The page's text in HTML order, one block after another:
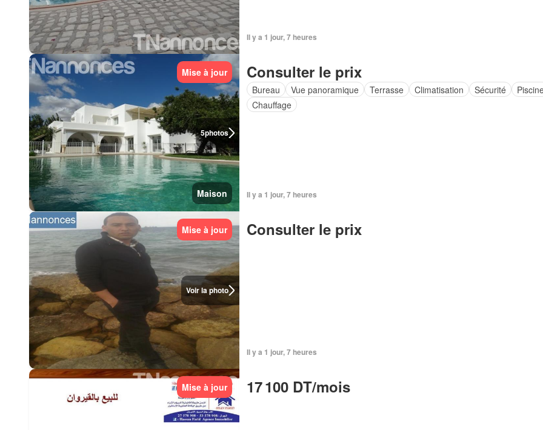
Il y a 1 jour, 7 heures
5photos
Mise à jour
Maison
Consulter le prix
Bureau Vue panoramique Terrasse Climatisation Sécurité
Chauffage
Il y a 1 jour, 7 heures
Voir la photo
Mise à jour Consulter le prix
Il y a 1 jour, 7 heures
Mise à jour 17 100 DT/mois